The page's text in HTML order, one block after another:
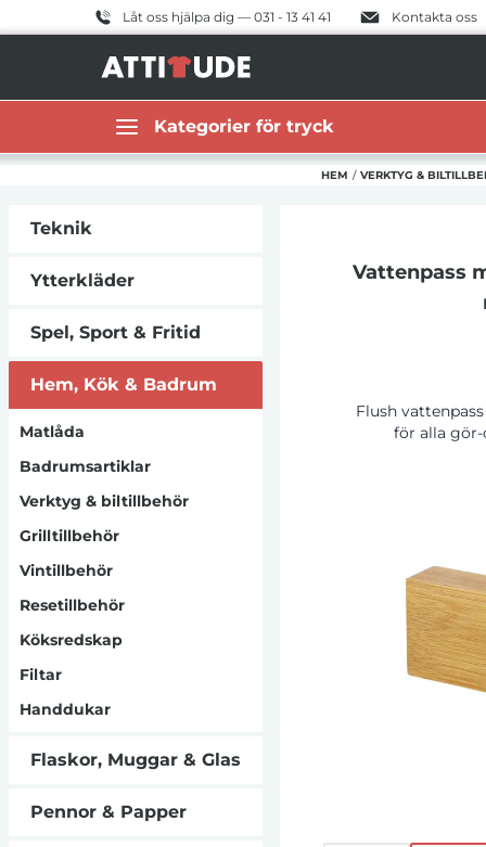
Låt oss hjälpa dig — 031 - 13 41 41 Kontakta oss
Kategorier för tryck
HEM / VERKTYG &
Teknik
Ytterkläder
Spel, Sport & Fritid
Hem, Kök & Badrum
Matlåda
Badrumsartiklar
Verktyg & biltillbehör
Grilltillbehör
Vintillbehör
Resetillbehör
Köksredskap
Filtar
Handdukar
Flaskor, Muggar & Glas
Pennor & Papper
Vattenpass
Flush
för alla
variationer i
påverka det
STAC-